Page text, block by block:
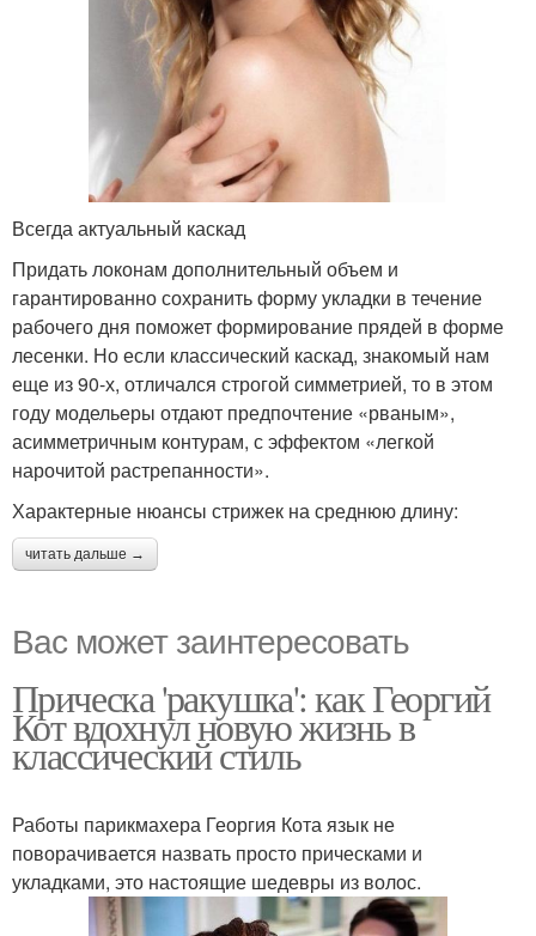
Всегда актуальный каскад
Придать локонам дополнительный объем и
гарантированно сохранить форму укладки в течение
рабочего дня поможет формирование прядей в форме
лесенки. Но если классический каскад, знакомый нам
еще из 90-х, отличался строгой симметрией, то в этом
году модельеры отдают предпочтение «рваным»,
асимметричным контурам, с эффектом «легкой
нарочитой растрепанности».
Характерные нюансы стрижек на среднюю длину:
читать дальше →
Вас может заинтересовать
Прическа 'ракушка': как Георгий
Кот вдохнул новую жизнь в
классический стиль
Работы парикмахера Георгия Кота язык не
поворачивается назвать просто прическами и
укладками, это настоящие шедевры из волос.